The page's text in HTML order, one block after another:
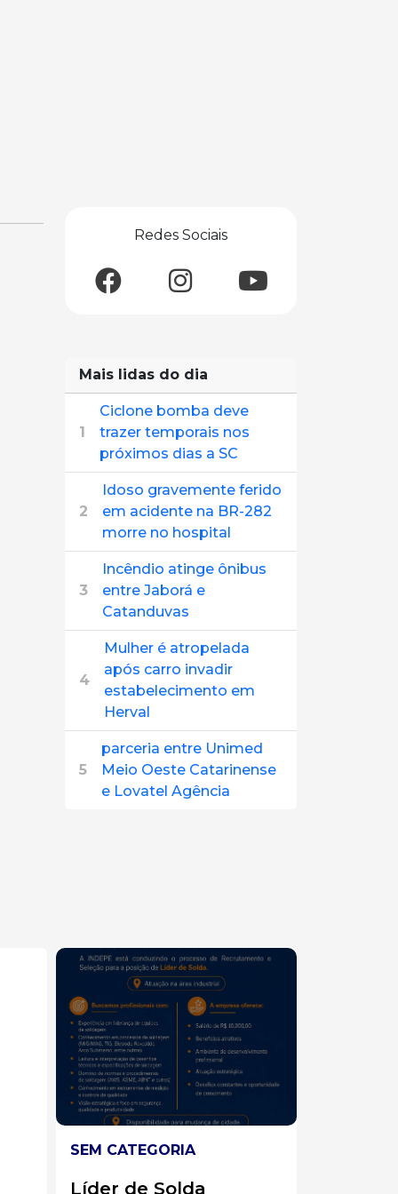
Redes Sociais
Mais lidas do dia
1
Ciclone bomba deve
trazer temporais nos
próximos dias a SC
2
Idoso gravemente ferido
em acidente na BR-282
morre no hospital
3
Incêndio atinge ônibus
entre Jaborá e
Catanduvas
4
Mulher é atropelada
após carro invadir
estabelecimento em
Herval
5
parceria entre Unimed
Meio Oeste Catarinense
e Lovatel Agência
SEM CATEGORIA
Analista